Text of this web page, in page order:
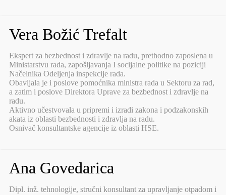
Vera Božić Trefalt
Ekspert za bezbednost i zdravlje na radu, prethodno zaposlena u
Ministarstvu rada, zapošljavanja I socijalne politike na poziciji
Načelnika Odeljenja inspekcije rada.
Obavljala je i poslove pomoćnika ministra rada u Sektoru za rad,
a zatim i poslove Direktora Uprave za bezbednost i zdravlje na
radu.
Aktivno učestvovala u pripremi i izradi zakona i podzakonskih
akata iz oblasti bezbednosti i zdravlja na radu.
Osnivač konsultantske agencije iz oblasti HSE.
Ana Govedarica
Dipl. inž. tehnologije, stručni konsultant za upravljanje otpadom i